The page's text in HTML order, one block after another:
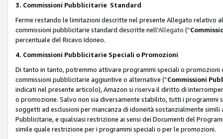
3. Commissioni Pubblicitarie Standard
Ferme restando le limitazioni descritte nel presente Allegato relativo
commissioni pubblicitarie standard descritte nell'Allegato (“
percentuale del Ricavo Idoneo.
4. Commissioni Pubblicitarie Speciali o Promozioni
Di tanto in tanto, potremmo attivare programmi speciali o
commissioni pubblicitarie aggiuntive o alternative (“Commissioni
indicati nel presente articolo), Amazon si riserva il diritto di
o promozione. Salvo non sia diversamente stabilito, tutti i
soggetti ad esclusioni per mancanza di idoneità sostanzialmente
Pubblicitarie, e qualsiasi restrizione ai sensi dei Documenti del
simile quale restrizione per i programmi speciali o per le promozioni.